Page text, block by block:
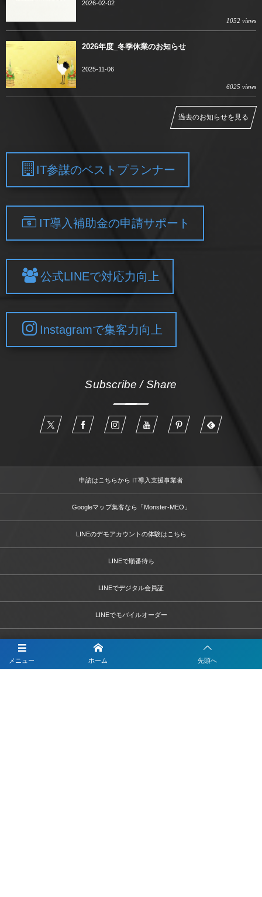
メニュー ホーム 先頭へ
2026-02-02
1052 views
2026年度_冬季休業のお知らせ
2025-11-06
6025 views
過去のお知らせを見る
IT参謀のベストプランナー
IT導入補助金の申請サポート
公式LINEで対応力向上
Instagramで集客力向上
Subscribe / Share
申請はこちらから IT導入支援事業者
Googleマップ集客なら「Monster-MEO」
LINEのデモアカウントの体験はこちら
LINEで順番待ち
LINEでデジタル会員証
LINEでモバイルオーダー
LINEでテーブルオーダー
LINEで予約